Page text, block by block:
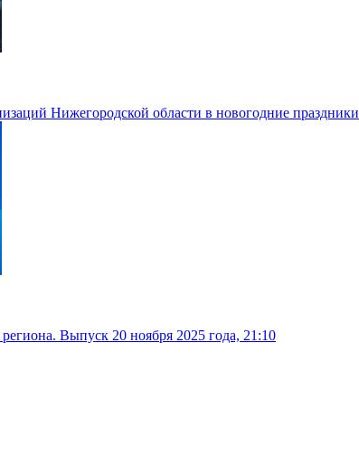
Нижегородской области в новогодние праздники
Выпуск 20 ноября 2025 года, 21:10